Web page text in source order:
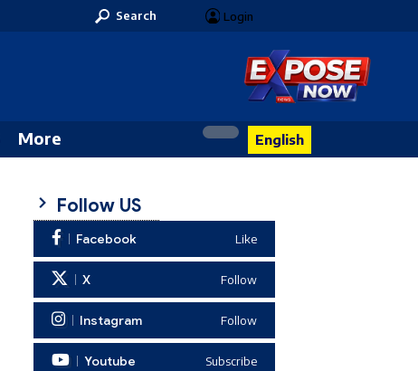
Search Login
More English
Follow US
Facebook Like
X Follow
Instagram Follow
Youtube Subscribe